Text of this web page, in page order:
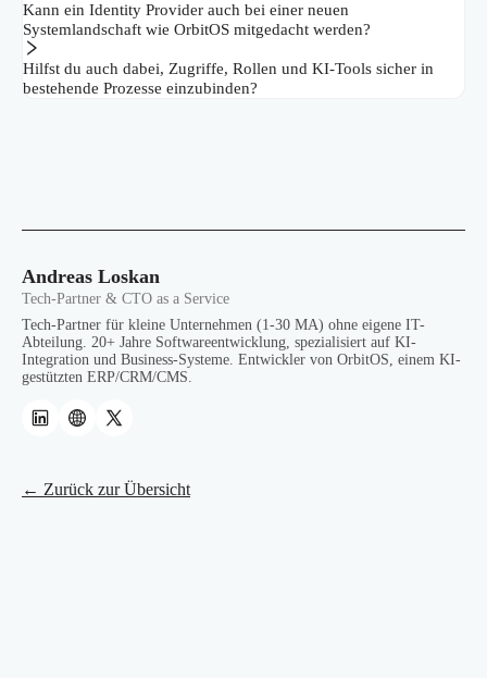
Kann ein Identity Provider auch bei einer neuen
Systemlandschaft wie OrbitOS mitgedacht werden?
Hilfst du auch dabei, Zugriffe, Rollen und KI-Tools sicher in
bestehende Prozesse einzubinden?
Andreas Loskan
Tech-Partner & CTO as a Service
Tech-Partner für kleine Unternehmen (1-30 MA) ohne eigene IT-
Abteilung. 20+ Jahre Softwareentwicklung, spezialisiert auf KI-
Integration und Business-Systeme. Entwickler von OrbitOS, einem KI-
gestützten ERP/CRM/CMS.
← Zurück zur Übersicht